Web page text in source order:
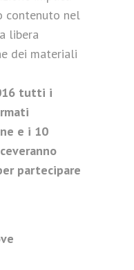
contenuto nel
libera
dei materiali
tutti i
e i 10
partecipare